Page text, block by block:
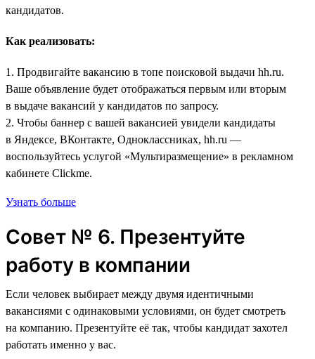
кандидатов.
Как реализовать:
1. Продвигайте вакансию в топе поисковой выдачи hh.ru.
Ваше объявление будет отображаться первым или вторым
в выдаче вакансий у кандидатов по запросу.
2. Чтобы баннер с вашей вакансией увидели кандидаты
в Яндексе, ВКонтакте, Одноклассниках, hh.ru —
воспользуйтесь услугой «Мультиразмещение» в рекламном
кабинете Clickme.
Узнать больше
Совет № 6. Презентуйте
работу в компании
Если человек выбирает между двумя идентичными
вакансиями с одинаковыми условиями, он будет смотреть
на компанию. Презентуйте её так, чтобы кандидат захотел
работать именно у вас.